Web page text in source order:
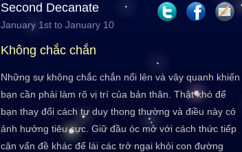
Second Decanate
January 1st to January 10
Không chắc chắn
Những sự không chắc chắn nổi lên và vây quanh khiến
bạn cần phải làm rõ vị trí của bản thân. Thật khó để
bạn thay đổi cách tư duy thong thường và điều này có
ảnh hưởng tiêu cực. Giữ đầu óc mở với cách thức tiếp
cận vấn đề khác để lái các trở ngại khỏi con đường